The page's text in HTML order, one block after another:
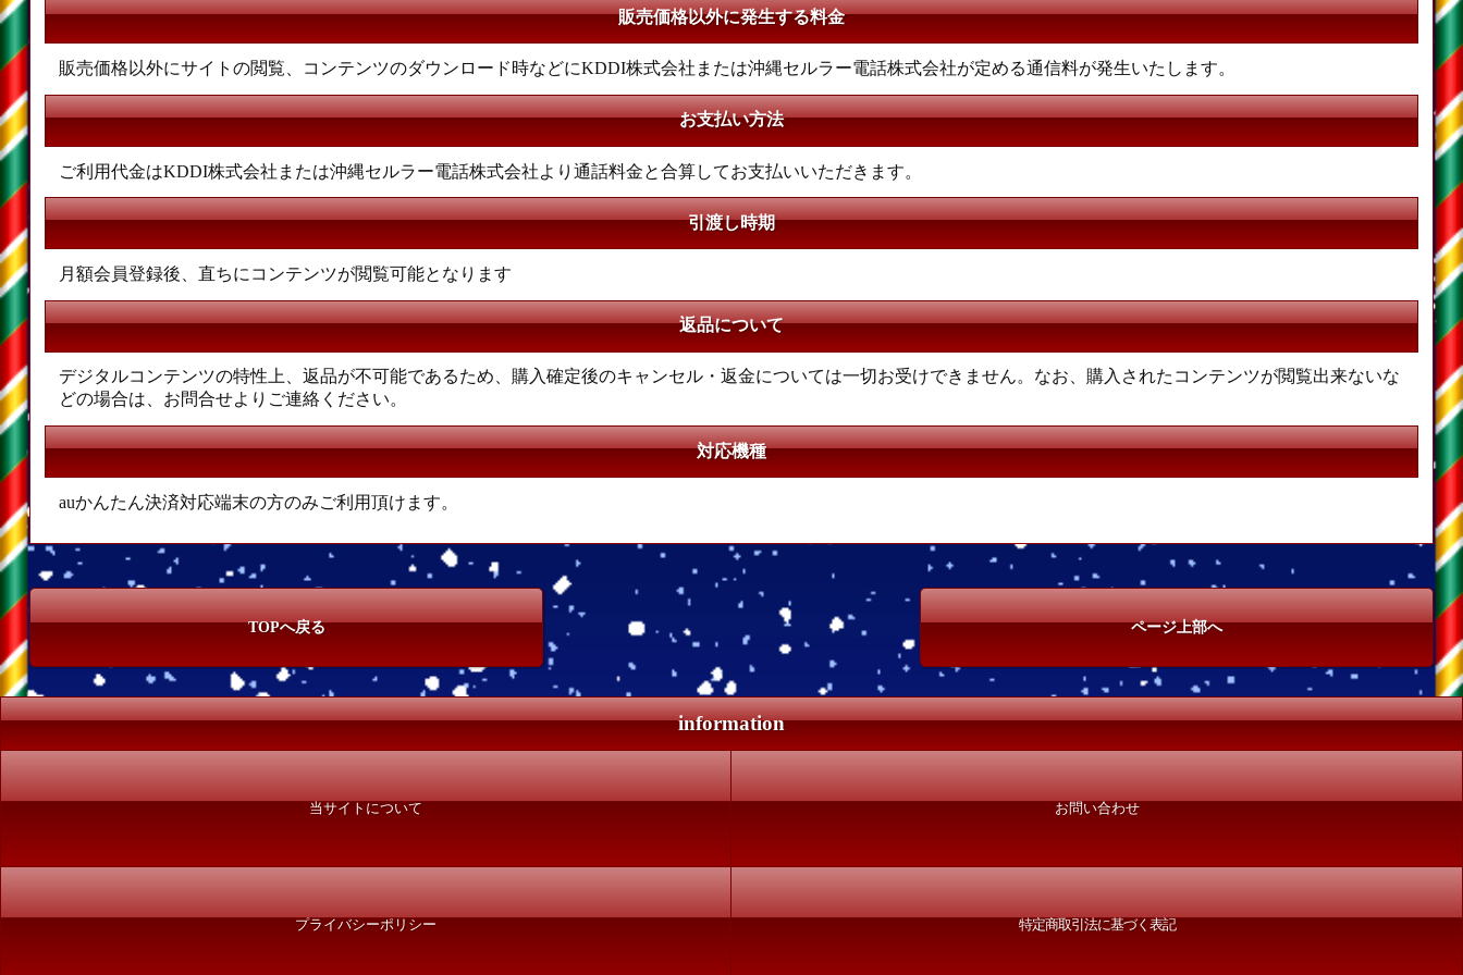
販売価格以外に発生する料金
販売価格以外にサイトの閲覧、コンテンツのダウンロード時などにKDDI株式会社または沖縄セルラー電話株式会社が定める通信料が発生いたします。
お支払い方法
ご利用代金はKDDI株式会社または沖縄セルラー電話株式会社より通話料金と合算してお支払いいただきます。
引渡し時期
月額会員登録後、直ちにコンテンツが閲覧可能となります
返品について
デジタルコンテンツの特性上、返品が不可能であるため、購入確定後のキャンセル・返金については一切お受けできません。なお、購入されたコンテンツが閲覧出来ないな
どの場合は、お問合せよりご連絡ください。
対応機種
auかんたん決済対応端末の方のみご利用頂けます。
TOPへ戻る ページ上部へ
information
当サイトについて お問い合わせ
プライバシーポリシー 特定商取引法に基づく表記